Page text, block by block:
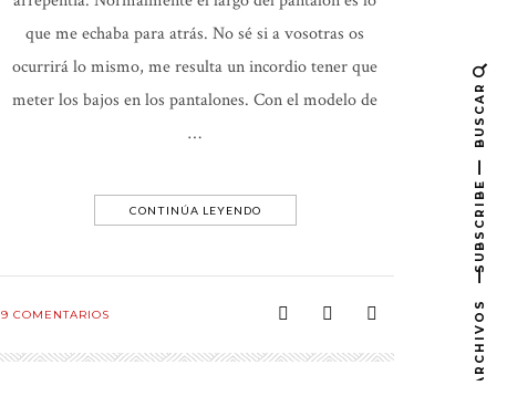
que me echaba para atrás. No sé si a vosotras os
ocurrirá lo mismo, me resulta un incordio tener que
meter los bajos en los pantalones. Con el modelo de
…
CONTINÚA LEYENDO
9 COMENTARIOS
BUSCAR
SUBSCRIBE
ARCHIVOS